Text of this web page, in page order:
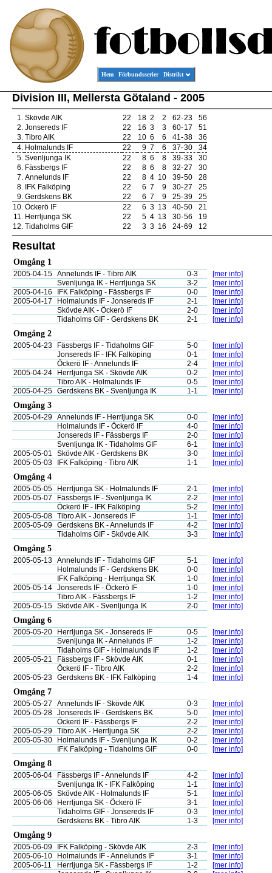
Hem Förbundsserier Distrikt
Division III, Mellersta Götaland - 2005
1. Skövde AIK 22 18 2 2 62-23
56
2. Jonsereds IF 22 16 3 3 60-17
51
3. Tibro AIK 22 10 6 6 41-38
36
4. Holmalunds IF 22 9 7 6 37-30
34
5. Svenljunga IK 22 8 6 8 39-33
30
6. Fässbergs IF 22 8 6 8 32-27
30
7. Annelunds IF 22 8 4 10 39-50
28
8. IFK Falköping 22 6 7 9 30-27
25
9. Gerdskens BK 22 6 7 9 25-39
25
10. Öckerö IF 22 6 3 13 40-50
21
11. Herrljunga SK 22 5 4 13 30-56
19
12. Tidaholms GIF 22 3 3 16 24-69 12
Resultat
Omgång 1
2005-04-15 Annelunds IF - Tibro AIK 0-3
[mer info]
Svenljunga IK - Herrljunga SK
3-2
[mer info]
2005-04-16
IFK Falköping - Fässbergs IF 0-0
[mer info]
2005-04-17
Holmalunds IF - Jonsereds IF 2-1
[mer info]
Skövde AIK - Öckerö IF
2-0
[mer info]
Tidaholms GIF - Gerdskens BK
2-1 [mer info]
Omgång 2
2005-04-23 Fässbergs IF - Tidaholms GIF 5-0
[mer info]
Jonsereds IF - IFK Falköping
0-1
[mer info]
Öckerö IF - Annelunds IF
2-4
[mer info]
2005-04-24
Herrljunga SK - Skövde AIK 0-2
[mer info]
Tibro AIK - Holmalunds IF
0-5
[mer info]
2005-04-25 Gerdskens BK - Svenljunga IK 1-1 [mer info]
Omgång 3
2005-04-29 Annelunds IF - Herrljunga SK 0-0
[mer info]
Holmalunds IF - Öckerö IF
4-0
[mer info]
Jonsereds IF - Fässbergs IF
2-0
[mer info]
Svenljunga IK - Tidaholms GIF
6-1
[mer info]
2005-05-01
Skövde AIK - Gerdskens BK 3-0
[mer info]
2005-05-03
IFK Falköping - Tibro AIK 1-1 [mer info]
Omgång 4
2005-05-05 Herrljunga SK - Holmalunds IF 2-1
[mer info]
2005-05-07
Fässbergs IF - Svenljunga IK 2-2
[mer info]
Öckerö IF - IFK Falköping
5-2
[mer info]
2005-05-08 Tibro AIK - Jonsereds IF 1-1
[mer info]
2005-05-09 Gerdskens BK - Annelunds IF 4-2
[mer info]
Tidaholms GIF - Skövde AIK
3-3 [mer info]
Omgång 5
2005-05-13 Annelunds IF - Tidaholms GIF 5-1
[mer info]
Holmalunds IF - Gerdskens BK
0-0
[mer info]
IFK Falköping - Herrljunga SK
1-0
[mer info]
2005-05-14 Jonsereds IF - Öckerö IF 1-0
[mer info]
Tibro AIK - Fässbergs IF
1-2
[mer info]
2005-05-15 Skövde AIK - Svenljunga IK 2-0 [mer info]
Omgång 6
2005-05-20 Herrljunga SK - Jonsereds IF 0-5
[mer info]
Svenljunga IK - Annelunds IF
1-2
[mer info]
Tidaholms GIF - Holmalunds IF
1-2
[mer info]
2005-05-21
Fässbergs IF - Skövde AIK 0-1
[mer info]
Öckerö IF - Tibro AIK
2-2
[mer info]
2005-05-23 Gerdskens BK - IFK Falköping 1-4 [mer info]
Omgång 7
2005-05-27 Annelunds IF - Skövde AIK 0-3
[mer info]
2005-05-28 Jonsereds IF - Gerdskens BK 5-0
[mer info]
Öckerö IF - Fässbergs IF
2-2
[mer info]
2005-05-29 Tibro AIK - Herrljunga SK 2-2
[mer info]
2005-05-30
Holmalunds IF - Svenljunga IK 0-2
[mer info]
IFK Falköping - Tidaholms GIF
0-0 [mer info]
Omgång 8
2005-06-04 Fässbergs IF - Annelunds IF 4-2
[mer info]
Svenljunga IK - IFK Falköping
1-1
[mer info]
2005-06-05 Skövde AIK - Holmalunds IF 5-1
[mer info]
2005-06-06
Herrljunga SK - Öckerö IF 3-1
[mer info]
Tidaholms GIF - Jonsereds IF
0-3
[mer info]
Gerdskens BK - Tibro AIK
1-3 [mer info]
Omgång 9
2005-06-09 IFK Falköping - Skövde AIK 2-3
[mer info]
2005-06-10
Holmalunds IF - Annelunds IF 3-1
[mer info]
2005-06-11
Herrljunga SK - Fässbergs IF 1-2
[mer info]